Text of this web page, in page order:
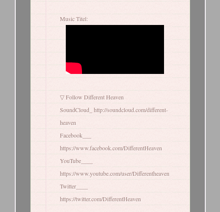
Music Titel:
▽ Follow Different Heaven
SoundCloud_ http://soundcloud.com/different-
heaven
Facebook___
https://www.facebook.com/DifferentHeaven
YouTube____
https://www.youtube.com/user/Differentheaven
Twitter____
https://twitter.com/DifferentHeaven